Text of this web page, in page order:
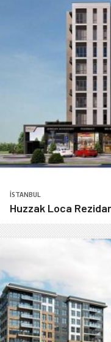
İSTANBUL
Huzzak Loca